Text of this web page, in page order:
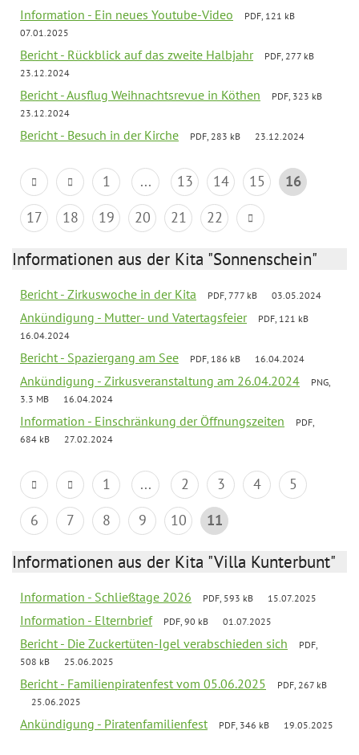
Information - Ein neues Youtube-Video
PDF, 121 kB
07.01.2025
Bericht - Rückblick auf das zweite Halbjahr
PDF, 277 kB
23.12.2024
Bericht - Ausflug Weihnachtsrevue in Köthen
PDF, 323 kB
23.12.2024
Bericht - Besuch in der Kirche PDF, 283 kB 23.12.2024
1 ... 13 14 15
16
17
18 19 20 21 22
Informationen aus der Kita "Sonnenschein"
Bericht - Zirkuswoche in der Kita PDF, 777 kB 03.05.2024
Ankündigung - Mutter- und Vatertagsfeier
PDF, 121 kB
16.04.2024
Bericht - Spaziergang am See PDF, 186 kB 16.04.2024
Ankündigung - Zirkusveranstaltung am 26.04.2024
PNG,
3.3 MB
16.04.2024
Information - Einschränkung der Öffnungszeiten
PDF,
684 kB
27.02.2024
1 ... 2 3 4
5
6
7 8 9 10 11
Informationen aus der Kita "Villa Kunterbunt"
Information - Schließtage 2026 PDF, 593 kB 15.07.2025
Information - Elternbrief PDF, 90 kB 01.07.2025
Bericht - Die Zuckertüten-Igel verabschieden sich
PDF,
508 kB
25.06.2025
Bericht - Familienpiratenfest vom 05.06.2025
PDF, 267 kB
25.06.2025
Ankündigung - Piratenfamilienfest PDF, 346 kB 19.05.2025